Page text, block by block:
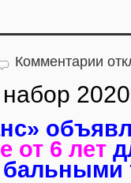
Комментарии
2020-
2021!
от 6 лет